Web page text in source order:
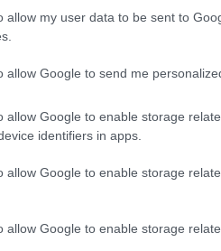
allow my user data to be sent to
allow Google to send me
allow Google to enable storage
identifiers in apps.
allow Google to enable storage
allow Google to enable storage
κουτάλια, μαχαίρια,
πλαστικούς
μπαλονιών (όχι τα
από διογκωμένο
διογκωμένο
καλύμματά τους,
φελιζόλ) καθώς και τα
που